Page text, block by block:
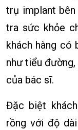
trụ implant
tra sức khỏe
khách hàng có
như tiểu
của bác sĩ.
Đặc biệt
rồng với độ